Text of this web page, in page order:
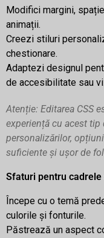
Modifici margini,
animații.
Creezi stiluri
chestionare.
Adaptezi designul
de accesibilitate sau
Atenție: Editarea CSS
experiență cu acest
personalizărilor,
suficiente și ușor de
Sfaturi pentru cadrele
Începe cu o temă
culorile și fonturile.
Păstrează un aspect